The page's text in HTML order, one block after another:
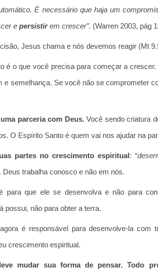
È necessário que haja um
e persistirem crescer”. (Warren 2003, pág
Jesus chama e nós devemos reagir (Mt
é o que você precisa para começar a
e semelhança. Se você não se comprometer
parceria com Deus.Você sendo criatura
O Espírito Santo é quem vai nos ajudar na
partes no crescimento espiritual: “
Deus trabalha conosco e não em nós.
para que ele se desenvolva e não para
possui, não para obter a terra.
é responsável para desenvolve-la com
crescimento espiritual.
mudar sua forma de pensar. Todo